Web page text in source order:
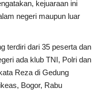
kejuaraan ini
negeri maupun luar
terdiri dari 35 peserta dan
ada klub TNI, Polri dan
Reza di Gedung
Bogor, Rabu